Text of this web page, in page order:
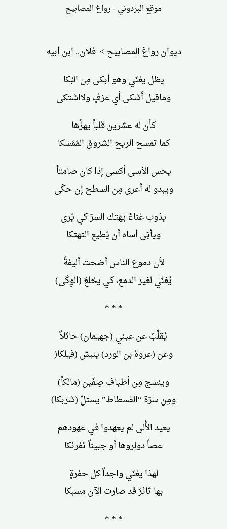
موقع البردوني - رواغ المصابيح
ديوان رواغ المصابيح > فلان.. ابن أبيه
يظل يغنّي وهو أبكى مِن البُكا
وماقيل أشكى أي عزفٍ ولااشتكى
كأن له عشرين قلباً يهزُّها
كما تمسح الريح الشروق المُمَسّكا
يحس الأسى أكسى إذا كان صامتاً
ويبدو له أعرى مِن السطح إن حكَى
يذوب غناءً يهتك السرّ كي يُرى
ويأبَى أساه أن يُطيع التهتكا
لأن دموع الناس أضحت أليفةً
يُغنِّي لغير الدمع، كي يخلعَ (الوِكَى)
* * *
يُقلِّبُ عن عيني (جهيمان) حائلاً
وعن (عروة بن الورد) ينبش (فيلكا(
وينسج مِن أطياف صِفّين (مالكاً)
ومِن سرّة “الفسطاط” يستلّ (شربكا)
يعيد الأُلى لم يعهدوا في عهودهم
عصاً دولروها أو جبيناً تفرنكا
لهذا يغنّي واجداً كل حفرةٍ
بها ثائرٌ قد صارت الآن مسبكا
* * *